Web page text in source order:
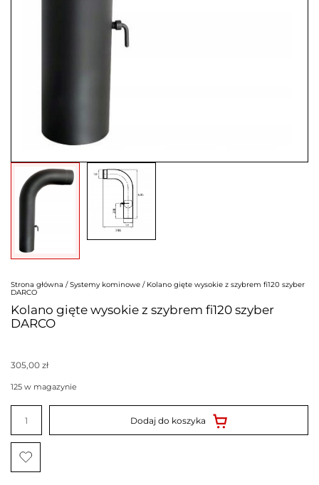
Strona główna /Systemy kominowe / Kolano gięte wysokie z szybrem fi120 szyber
DARCO
Kolano gięte wysokie z szybrem fi120 szyber
DARCO
305,00 zł
125 w magazynie
ilość
Kolano
wysokie
z
szybrem
fi120
szyber
Dodaj do koszyka